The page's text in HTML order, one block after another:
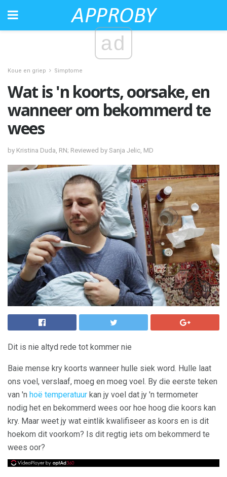
ad
Koue en griep Simptome
Wat is 'n koorts, oorsake, en
wanneer om bekommerd te
wees
by Kristina Duda, RN; Reviewed by Sanja Jelic, MD
Dit is nie altyd rede tot kommer nie
Baie mense kry koorts wanneer hulle siek word. Hulle laat
ons voel, verslaaf, moeg en moeg voel. By die eerste teken
van 'n hoë temperatuur kan jy voel dat jy 'n termometer
nodig het en bekommerd wees oor hoe hoog die koors kan
kry. Maar weet jy wat eintlik kwalifiseer as koors en is dit
hoekom dit voorkom? Is dit regtig iets om bekommerd te
wees oor?